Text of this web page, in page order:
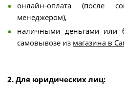
онлайн-оплата (после
менеджером),
наличными деньгами или
самовывозе из магазина в
2. Для юридических лиц: